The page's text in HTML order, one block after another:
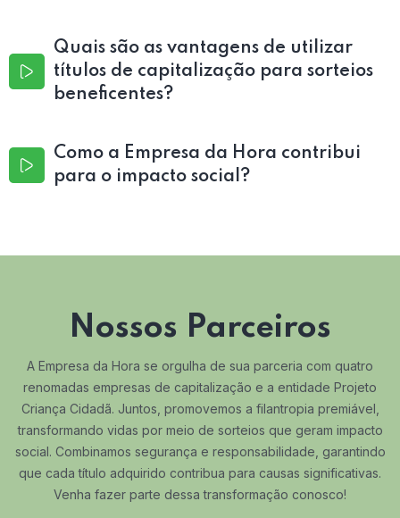
Quais são as vantagens de utilizar
títulos de capitalização para sorteios
beneficentes?
Como a Empresa da Hora contribui
para o impacto social?
Nossos Parceiros
A Empresa da Hora se orgulha de sua parceria com quatro
renomadas empresas de capitalização e a entidade Projeto
Criança Cidadã. Juntos, promovemos a filantropia premiável,
transformando vidas por meio de sorteios que geram impacto
social. Combinamos segurança e responsabilidade, garantindo
que cada título adquirido contribua para causas significativas.
Venha fazer parte dessa transformação conosco!